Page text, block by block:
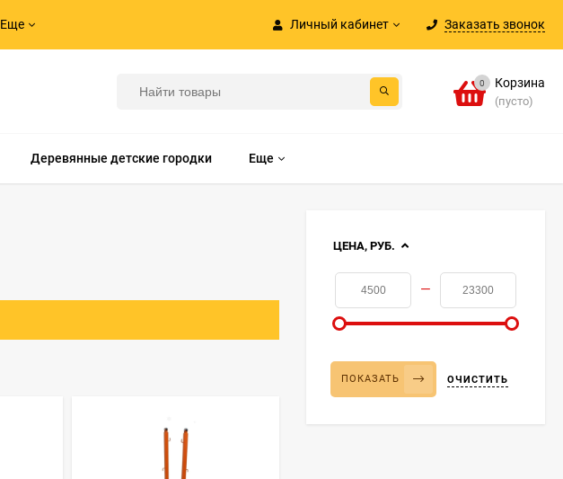
Личный кабинет Заказать звонок
Еще
0 Корзина
(пусто)
Деревянные детские городки Еще
ЦЕНА, РУБ.
—
ПОКАЗАТЬ ОЧИСТИТЬ